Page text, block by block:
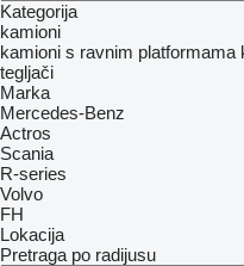
Kategorija
kamioni
kamioni s ravnim platformama
tegljači
Marka
Mercedes-Benz
Actros
Scania
R-series
Volvo
FH
Lokacija
Pretraga po radijusu